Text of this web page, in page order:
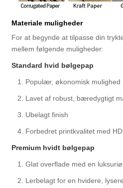
Materiale muligheder
For at begynde at tilpasse din
mellem følgende muligheder:
Standard hvid bølgepap
1. Populær, økonomisk mulighed
2. Lavet af robust, bæredygtigt
3. Ubelagt finish
4. Forbedret printkvalitet med
Premium hvidt bølgepap
1. Glat overflade med en
2. Lerbelagt for en hvidere,